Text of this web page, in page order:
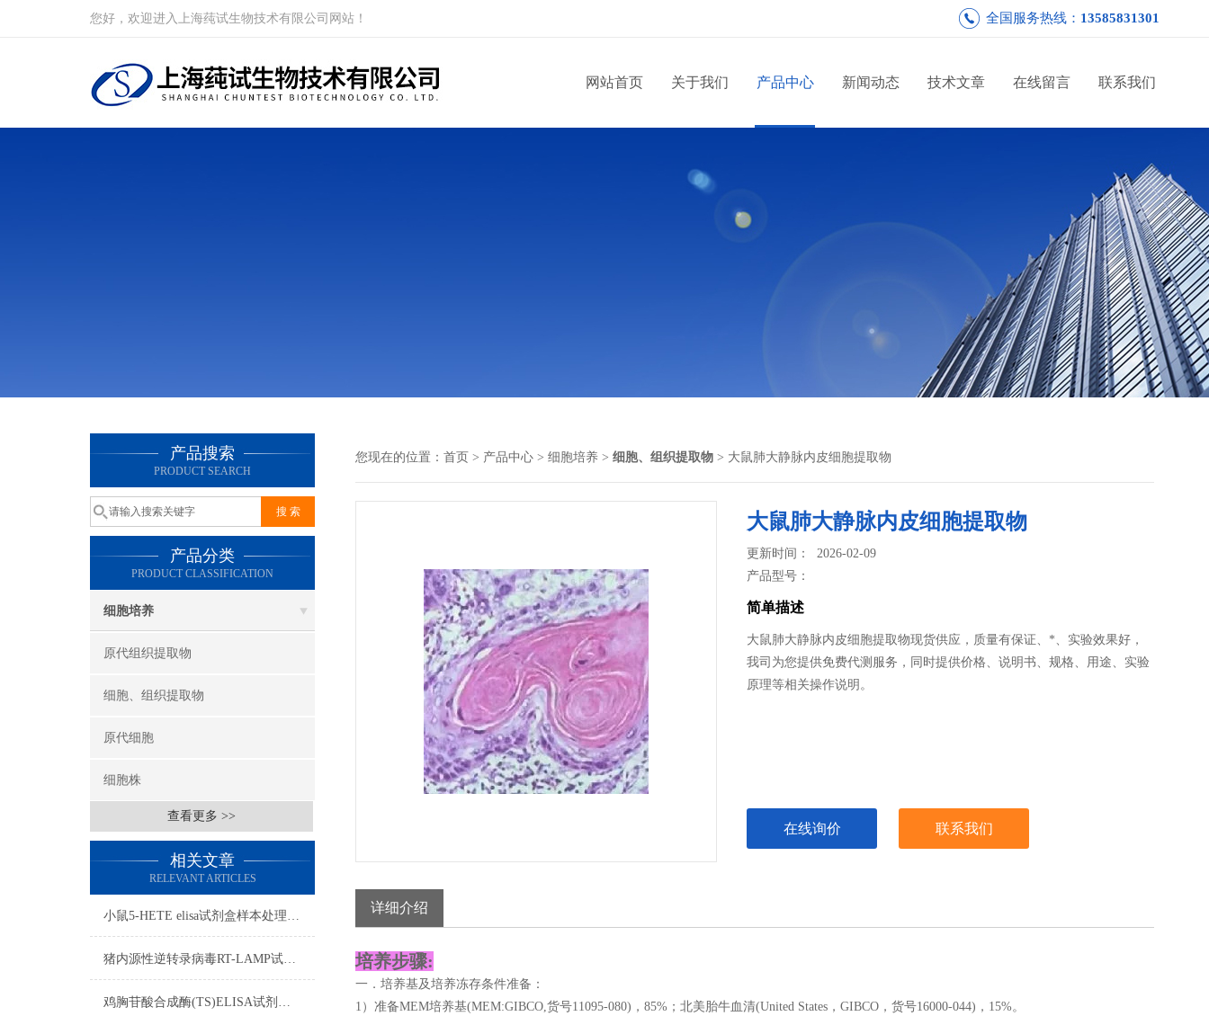
您好，欢迎进入上海莼试生物技术有限公司网站！ 全国服务热线： 13585831301
网站首页 关于我们 产品中心 新闻动态 技术文章 在线留言 联系我们
产品搜索
PRODUCT SEARCH
产品分类
PRODUCT CLASSIFICATION
细胞培养
原代组织提取物
细胞、组织提取物
原代细胞
细胞株
查看更多 >>
相关文章
RELEVANT ARTICLES
小鼠5-HETE elisa试剂盒​样本处理及要求
猪内源性逆转录病毒RT-LAMP试剂盒流程
鸡胸苷酸合成酶(TS)ELISA试剂盒样本处理及要求
您现在的位置： 首页 > 产品中心 > 细胞培养 > 细胞、组织提取物 > 大鼠肺大静脉内皮细胞提取物
大鼠肺大静脉内皮细胞提取物
更新时间： 2026-02-09
产品型号：
简单描述
大鼠肺大静脉内皮细胞提取物现货供应，质量有保证、*、实验效果好，
我司为您提供免费代测服务，同时提供价格、说明书、规格、用途、实验
原理等相关操作说明。
在线询价 联系我们
详细介绍
培养步骤:
一．培养基及培养冻存条件准备：
1）准备MEM培养基(MEM:GIBCO,货号11095-080)，85%；北美胎牛血清(United States，GIBCO，货号16000-044)，15%。